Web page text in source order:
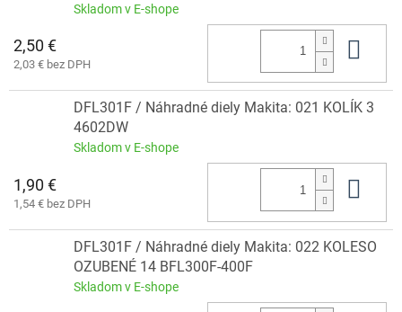
Skladom v E-shope
2,50 €
2,03 € bez DPH
DFL301F / Náhradné diely Makita: 021 KOLÍK 3
4602DW
Skladom v E-shope
1,90 €
1,54 € bez DPH
DFL301F / Náhradné diely Makita: 022 KOLESO
OZUBENÉ 14 BFL300F-400F
Skladom v E-shope